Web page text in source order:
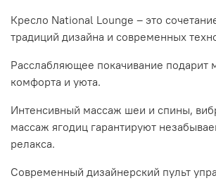
Кресло National Lounge – это
традиций дизайна и современных
Расслабляющее покачивание подарит
комфорта и уюта.
Интенсивный массаж шеи и спины,
массаж ягодиц гарантируют
релакса.
Современный дизайнерский пульт